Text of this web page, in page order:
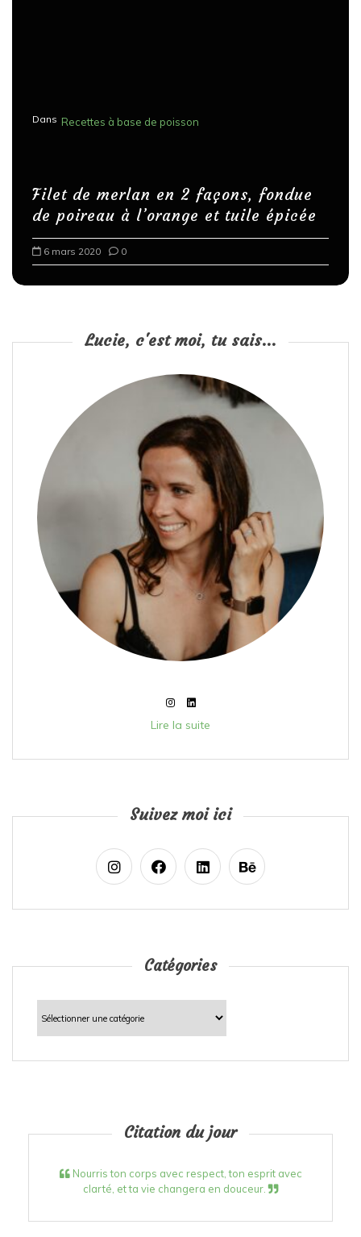
Dans Recettes à base de poisson
Filet de merlan en 2 façons, fondue
de poireau à l’orange et tuile épicée
6 mars 2020 0
Lucie, c'est moi, tu sais...
Lire la suite
Suivez moi ici
Catégories
Catégories
Citation du jour
Nourris ton corps avec respect, ton esprit avec
clarté, et ta vie changera en douceur.